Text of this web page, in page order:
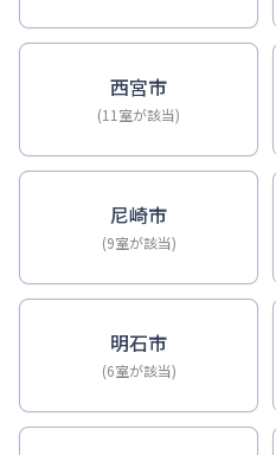
西宮市
(11室が該当)
尼崎市
(9室が該当)
明石市
(6室が該当)